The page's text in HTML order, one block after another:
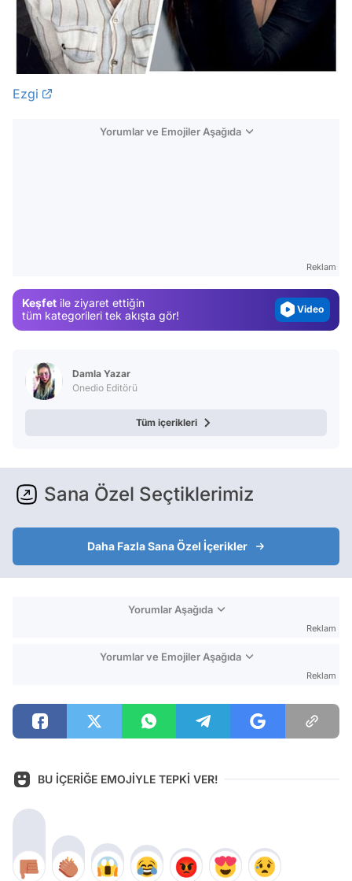
Ezgi
Yorumlar ve Emojiler Aşağıda
Reklam
Keşfet ile ziyaret ettiğin
tüm kategorileri tek akışta gör!
Test
Damla Yazar
Onedio Editörü
Tüm içerikleri
Sana Özel Seçtiklerimiz
Daha Fazla Sana Özel İçerikler
Yorumlar Aşağıda
Reklam
Yorumlar ve Emojiler Aşağıda
Reklam
BU İÇERİĞE EMOJİYLE TEPKİ VER!